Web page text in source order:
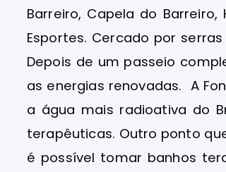
Barreiro, Capela do
Esportes. Cercado por
Depois de um passeio
as energias renovadas. A
a água mais radioativa do
terapêuticas. Outro ponto
é possível tomar banhos